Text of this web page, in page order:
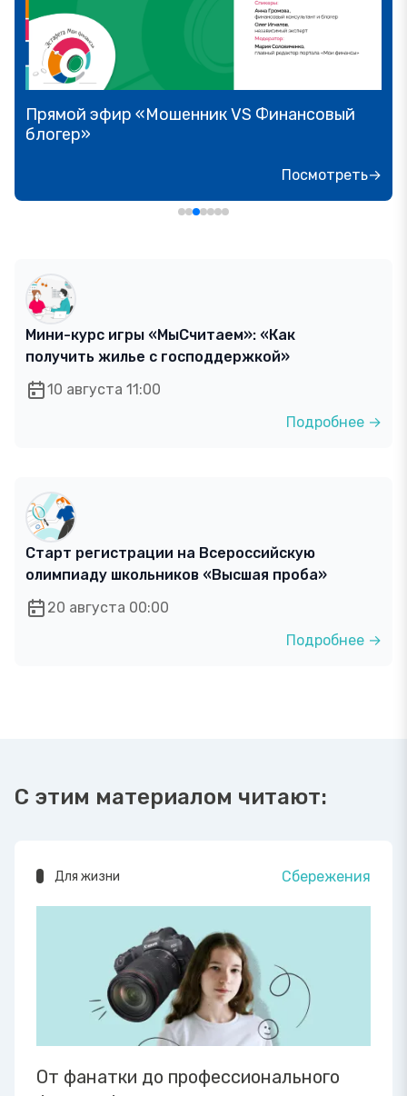
Прямой эфир «Мошенник VS Финансовый
блогер»
Посмотреть→
Мини-курс игры «МыСчитаем»: «Как
получить жилье с господдержкой»
10 августа 11:00
Подробнее →
Старт регистрации на Всероссийскую
олимпиаду школьников «Высшая проба»
20 августа 00:00
Подробнее →
С этим материалом читают:
Для жизни Сбережения
От фанатки до профессионального